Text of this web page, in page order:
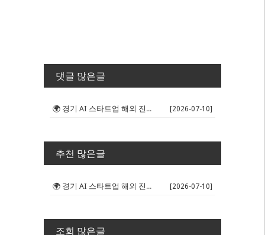
댓글 많은글
🌍 경기 AI 스타트업 해외 진출 판... [2026-07-10]
추천 많은글
🌍 경기 AI 스타트업 해외 진출 판... [2026-07-10]
조회 많은글